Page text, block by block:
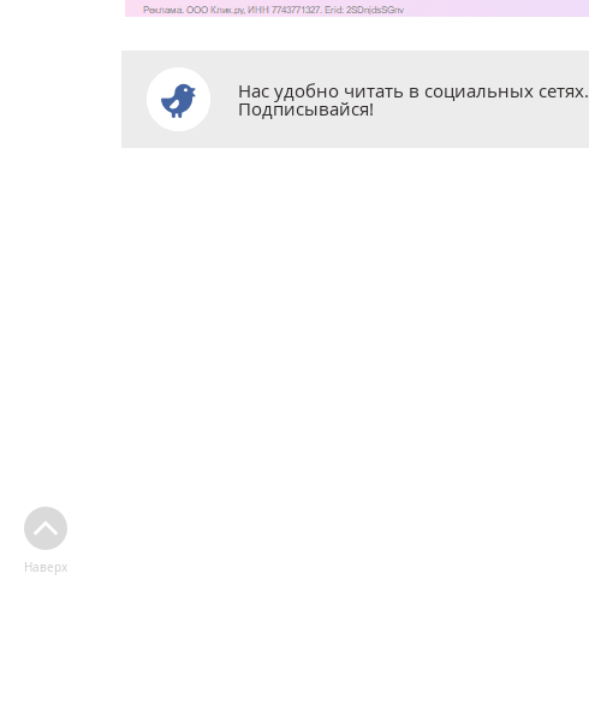
Нас удобно читать в социальных сетях.
Подписывайся!
Наверх